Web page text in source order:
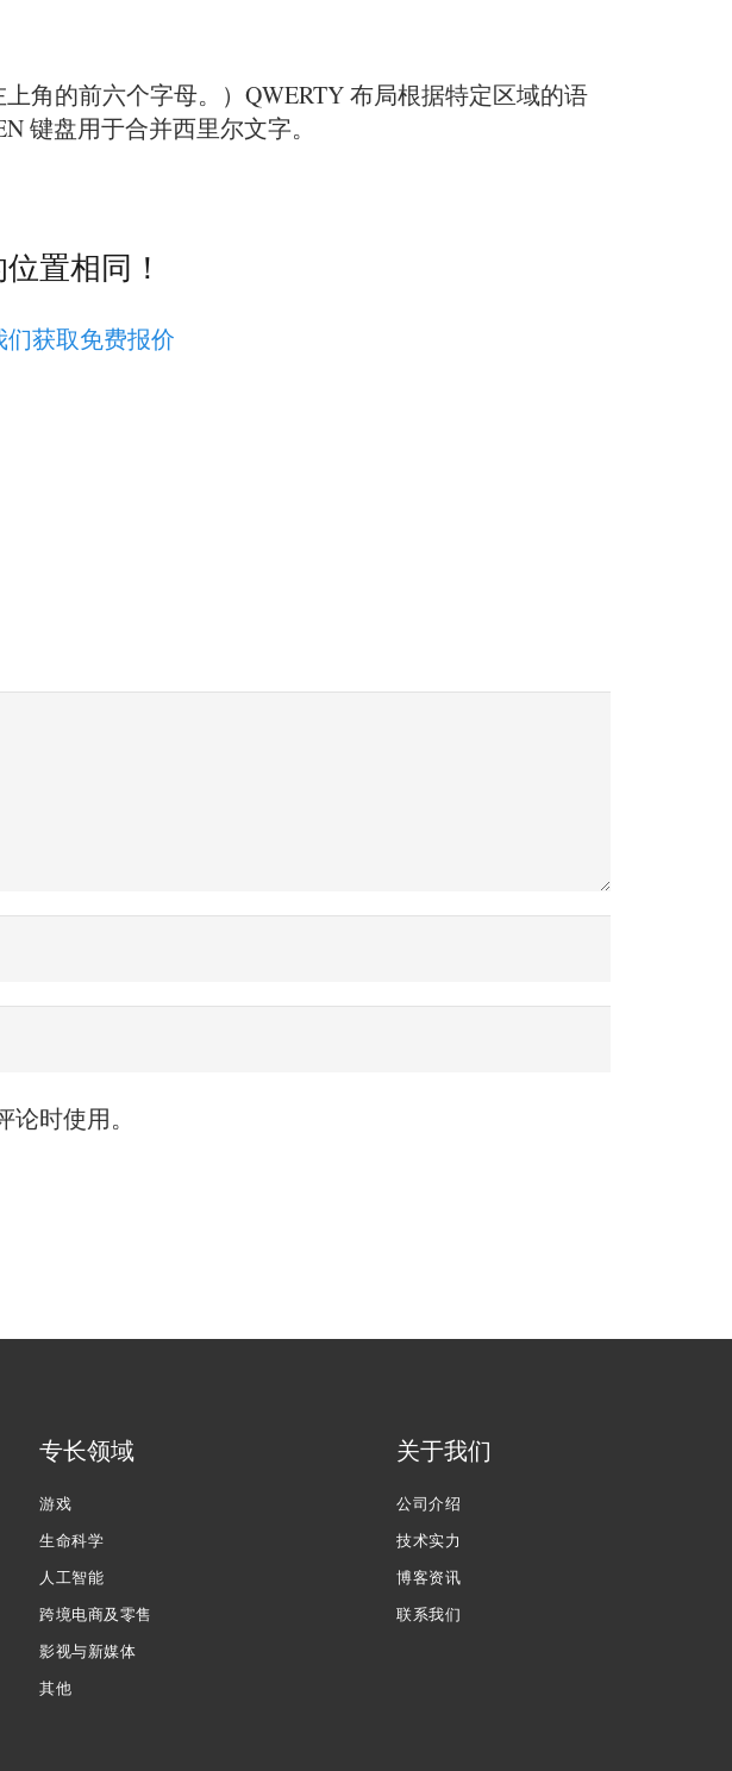
角的前六个字母。）QWERTY 布局根据特定区域的语
键盘用于合并西里尔文字。
置相同！
们获取免费报价
时使用。
专长领域
游戏
生命科学
人工智能
跨境电商及零售
影视与新媒体
其他
关于我们
公司介绍
技术实力
博客资讯
联系我们